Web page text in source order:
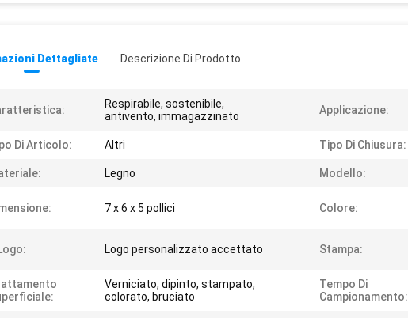
Dettagliate Descrizione Di Prodotto
Respirabile, sostenibile,
antivento, immagazzinato
Applicazione:
Di Articolo: Altri Tipo Di Chiusura:
Legno Modello:
7 x 6 x 5 pollici Colore:
Logo personalizzato accettato Stampa:
Verniciato, dipinto, stampato,
colorato, bruciato
Tempo Di
Campionamento: